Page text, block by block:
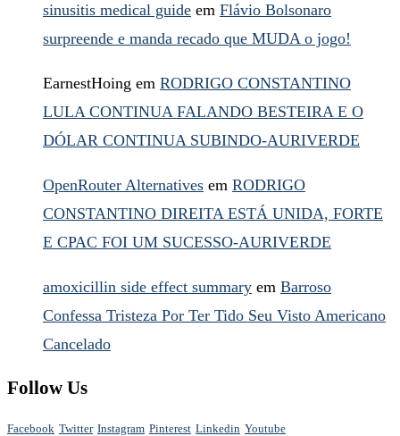
sinusitis medical guide em Flávio Bolsonaro
surpreende e manda recado que MUDA o jogo!
EarnestHoing em RODRIGO CONSTANTINO
LULA CONTINUA FALANDO BESTEIRA E O
DÓLAR CONTINUA SUBINDO-AURIVERDE
OpenRouter Alternatives em RODRIGO
CONSTANTINO DIREITA ESTÁ UNIDA, FORTE
E CPAC FOI UM SUCESSO-AURIVERDE
amoxicillin side effect summary em Barroso
Confessa Tristeza Por Ter Tido Seu Visto Americano
Cancelado
Follow Us
Facebook Twitter Instagram Pinterest Linkedin Youtube